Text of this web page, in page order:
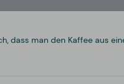
dass man den Kaffee aus